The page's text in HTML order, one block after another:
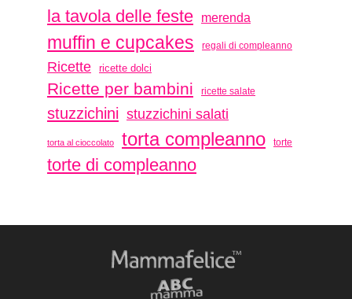
la tavola delle feste merenda
muffin e cupcakes regali di compleanno
Ricette ricette dolci
Ricette per bambini ricette salate
stuzzichini stuzzichini salati
torta al cioccolato torta compleanno torte
torte di compleanno